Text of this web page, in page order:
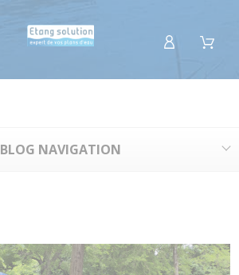
BLOG NAVIGATION